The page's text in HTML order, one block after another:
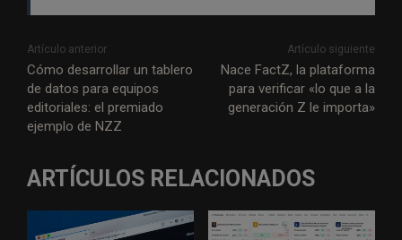
Artículo anterior
Cómo desarrollar un tablero
de datos para equipos
editoriales: el premiado
ejemplo de NZZ
Artículo siguiente
Nace FactZ, la plataforma
para verificar «lo que a la
generación Z le importa»
ARTÍCULOS RELACIONADOS